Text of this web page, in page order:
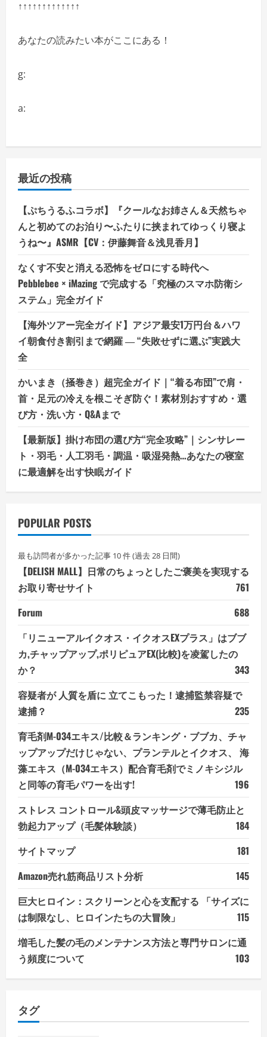
い
↑↑↑↑↑↑↑↑↑↑↑↑↑
あなたの読みたい本がここにある！
g:
a:
最近の投稿
【ぷちうるふコラボ】『クールなお姉さん＆天然ちゃ
んと初めてのお泊り〜ふたりに挟まれてゆっくり寝よ
うね〜』ASMR【CV：伊藤舞音＆浅見香月】
なくす不安と消える恐怖をゼロにする時代へ
Pebblebee × iMazing で完成する「究極のスマホ防衛シ
ステム」完全ガイド
【海外ツアー完全ガイド】アジア最安1万円台＆ハワ
イ朝食付き割引まで網羅 ― “失敗せずに選ぶ”実践大
全
かいまき（掻巻き）超完全ガイド｜“着る布団”で肩・
首・足元の冷えを根こそぎ防ぐ！素材別おすすめ・選
び方・洗い方・Q&Aまで
【最新版】掛け布団の選び方“完全攻略”｜シンサレー
ト・羽毛・人工羽毛・調温・吸湿発熱…あなたの寝室
に最適解を出す快眠ガイド
POPULAR POSTS
最も訪問者が多かった記事 10 件 (過去 28 日間)
【DELISH MALL】日常のちょっとしたご褒美を実現する
お取り寄せサイト
761
Forum
688
「リニューアルイクオス・イクオスEXプラス」はブブ
カ,チャップアップ,ポリピュアEX(比較)を凌駕したの
か？
343
容疑者が 人質を盾に 立てこもった！逮捕監禁容疑で
逮捕？
235
育毛剤M-034エキス/比較＆ランキング・ブブカ、チャ
ップアップだけじゃない、プランテルとイクオス、 海
藻エキス（M-034エキス）配合育毛剤でミノキシジル
と同等の育毛パワーを出す!
196
ストレス コントロール&頭皮マッサージで薄毛防止と
勃起力アップ（毛髪体験談）
184
サイトマップ
181
Amazon売れ筋商品リスト分析
145
巨大ヒロイン：スクリーンと心を支配する 「サイズに
は制限なし、ヒロインたちの大冒険」
115
増毛した髪の毛のメンテナンス方法と専門サロンに通
う頻度について
103
タグ